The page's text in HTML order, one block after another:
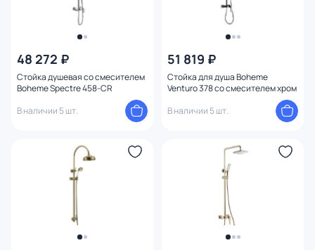
48 272 ₽
Стойка душевая со смесителем
Boheme Spectre 458-CR
В наличии 5 шт.
51 819 ₽
Стойка для душа Boheme
Venturo 378 со смесителем хром
В наличии 5 шт.